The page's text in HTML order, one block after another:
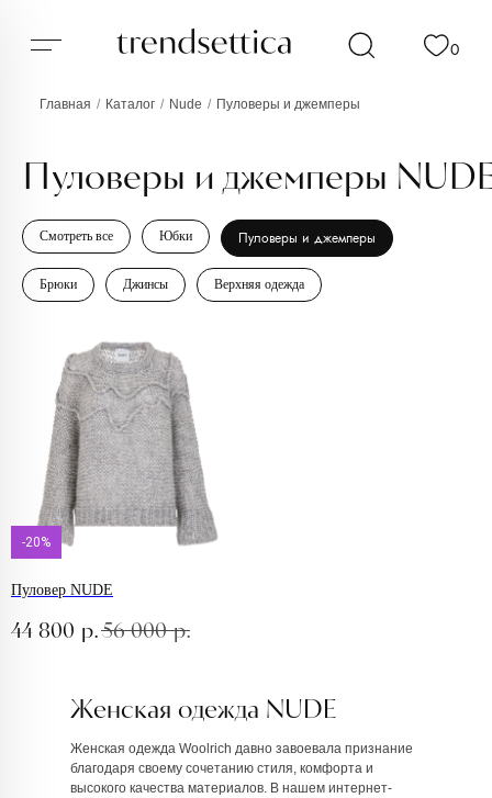
Главная / Каталог / Nude / Пуловеры и джемперы
Смотреть все Юбки Пуловеры и джемперы
Брюки Джинсы Верхняя одежда
-20%
Пуловер NUDE
44 800 р.56 000 р.
Женская одежда NUDE
Женская одежда Woolrich давно завоевала признание
благодаря своему сочетанию стиля, комфорта и
высокого качества материалов. В нашем интернет-